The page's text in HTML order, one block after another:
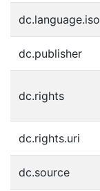
dc.language.iso
dc.publisher
dc.rights
dc.rights.uri
dc.source